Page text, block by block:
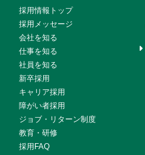
採用情報トップ
採用メッセージ
会社を知る
仕事を知る
社員を知る
新卒採用
キャリア採用
障がい者採用
ジョブ・リターン制度
教育・研修
採用FAQ